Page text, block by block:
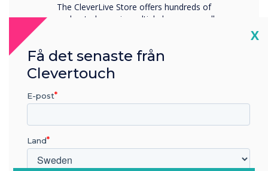
The CleverLive Store offers hundreds of
moderated apps in multiple languages, all
Learn more
X
Få det senaste från
Clevertouch
E-post
Land